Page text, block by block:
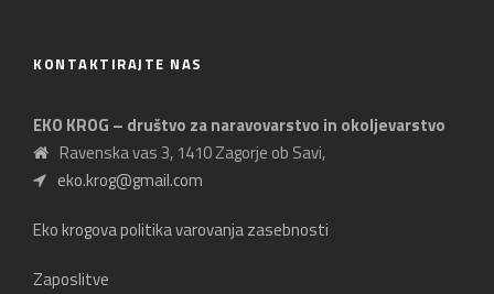
KONTAKTIRAJTE NAS
EKO KROG – društvo za naravovarstvo in okoljevarstvo
Ravenska vas 3, 1410 Zagorje ob Savi,
eko.krog@gmail.com
Eko krogova politika varovanja zasebnosti
Zaposlitve